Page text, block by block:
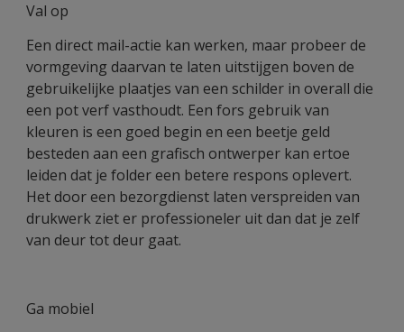
Val op
Een direct mail-actie kan werken, maar probeer de
vormgeving daarvan te laten uitstijgen boven de
gebruikelijke plaatjes van een schilder in overall die
een pot verf vasthoudt. Een fors gebruik van
kleuren is een goed begin en een beetje geld
besteden aan een grafisch ontwerper kan ertoe
leiden dat je folder een betere respons oplevert.
Het door een bezorgdienst laten verspreiden van
drukwerk ziet er professioneler uit dan dat je zelf
van deur tot deur gaat.
Ga mobiel